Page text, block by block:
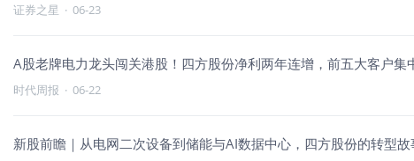
证券之星 · 06-23
A股老牌电力龙头闯关港股！四方股份净利两年连增，前五大客户集
时代周报 · 06-22
新股前瞻｜从电网二次设备到储能与AI数据中心，四方股份的转型故